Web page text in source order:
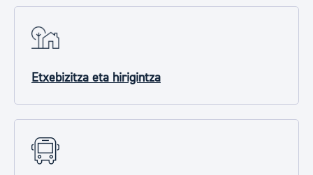
Etxebizitza eta hirigintza